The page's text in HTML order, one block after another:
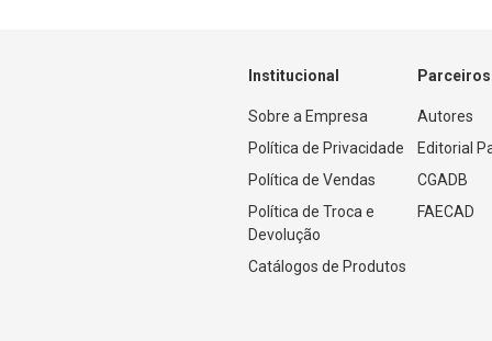
Institucional
Sobre a Empresa
Política de Privacidade
Política de Vendas
Política de Troca e
Devolução
Catálogos de Produtos
Parceiros
Autores
Editorial
CGADB
FAECAD